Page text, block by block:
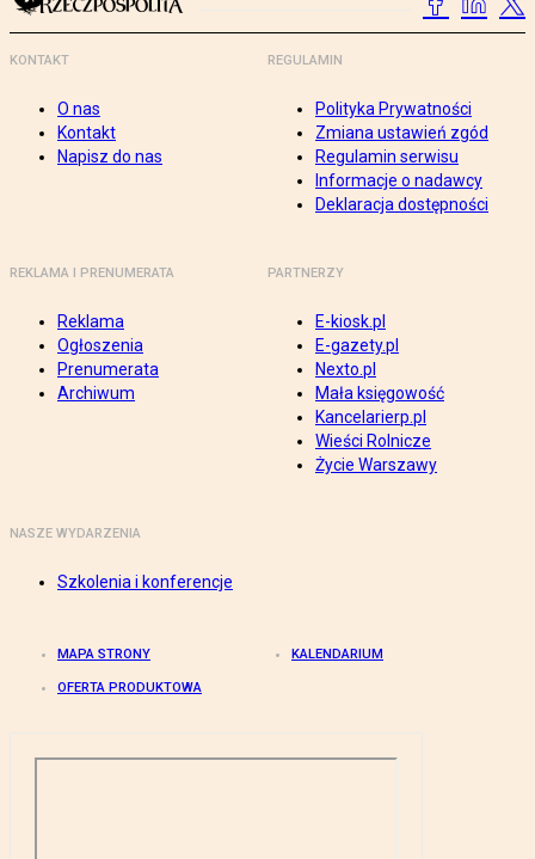
KONTAKT
O nas
Kontakt
Napisz do nas
REGULAMIN
Polityka Prywatności
Zmiana ustawień zgód
Regulamin serwisu
Informacje o nadawcy
Deklaracja dostępności
REKLAMA I PRENUMERATA
Reklama
Ogłoszenia
Prenumerata
Archiwum
PARTNERZY
E-kiosk.pl
E-gazety.pl
Nexto.pl
Mała księgowość
Kancelarierp.pl
Wieści Rolnicze
Życie Warszawy
NASZE WYDARZENIA
Szkolenia i konferencje
MAPA STRONY KALENDARIUM
OFERTA PRODUKTOWA